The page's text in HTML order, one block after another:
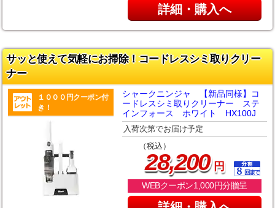
詳細・購入へ
サッと使えて気軽にお掃除！コードレスシミ取りクリー
ナー
１０００円クーポン付
き！
シャークニンジャ 【新品同様】コ
ードレスシミ取りクリーナー ステ
インフォース ホワイト HX100J
入荷次第でお届け予定
（税込）
28,200円
WEBクーポン1,000円分贈呈